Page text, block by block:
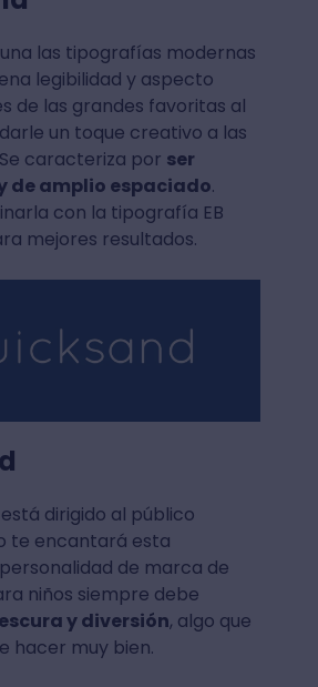
las tipografías modernas
legibilidad y aspecto
de las grandes favoritas al
un toque creativo a las
caracteriza por ser
de amplio espaciado.
con la tipografía EB
mejores resultados.
dirigido al público
te encantará esta
de marca de
niños siempre debe
y diversión, algo que
hacer muy bien.